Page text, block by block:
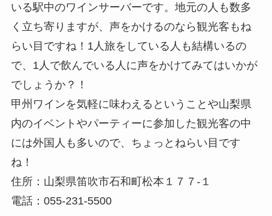
いる駅中のワインサーバーです。地元の人も数多
く立ち寄りますが、声をかけるのなら観光客もね
らい目ですね！1人旅をしている人も結構いるの
で、1人で飲んでいる人に声をかけてみてはいかが
でしょうか？！
甲州ワインを気軽に味わえるということや山梨県
内のイベントやパーティーに参加した観光客の中
には外国人も多いので、ちょっとねらい目です
ね！
住所：山梨県笛吹市石和町松本１７７-１
電話：055-231-5500